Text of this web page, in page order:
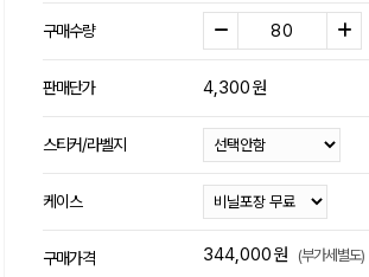
구매수량
판매단가 4,300원
스티커/라벨지
케이스
구매가격 344,000원 (부가세별도)